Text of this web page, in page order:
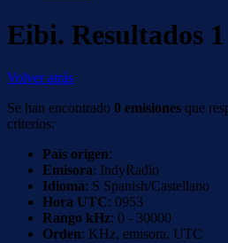
Eibi. Resultados 1
Volver atrás
Se han encontrado 0 emisiones que
criterios:
País origen:
Emisora: IndyRadio
Idioma: S Spanish/Castellano
Hora UTC: 0953
Rango kHz: 0 - 30000
Orden: KHz, emisora, UTC